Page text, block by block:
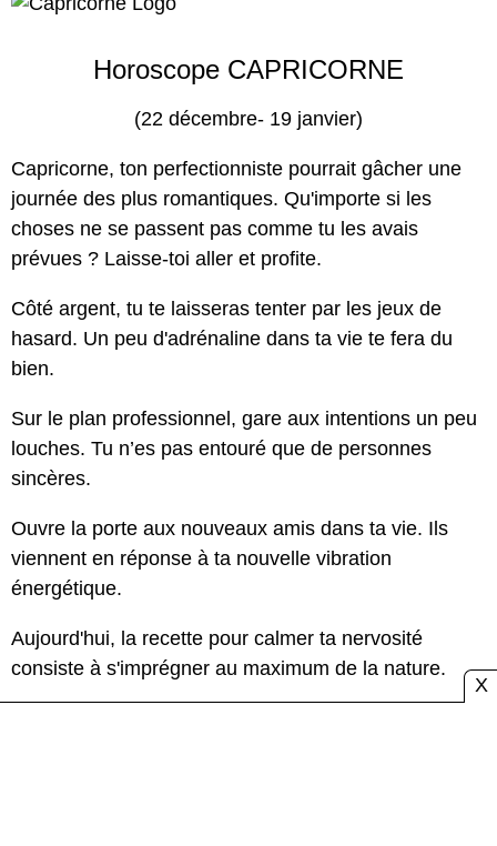
Horoscope CAPRICORNE
(22 décembre- 19 janvier)
Capricorne, ton perfectionniste pourrait gâcher une
journée des plus romantiques. Qu'importe si les
choses ne se passent pas comme tu les avais
prévues ? Laisse-toi aller et profite.
Côté argent, tu te laisseras tenter par les jeux de
hasard. Un peu d'adrénaline dans ta vie te fera du
bien.
Sur le plan professionnel, gare aux intentions un peu
louches. Tu n’es pas entouré que de personnes
sincères.
Ouvre la porte aux nouveaux amis dans ta vie. Ils
viennent en réponse à ta nouvelle vibration
énergétique.
Aujourd'hui, la recette pour calmer ta nervosité
consiste à s'imprégner au maximum de la nature.
X